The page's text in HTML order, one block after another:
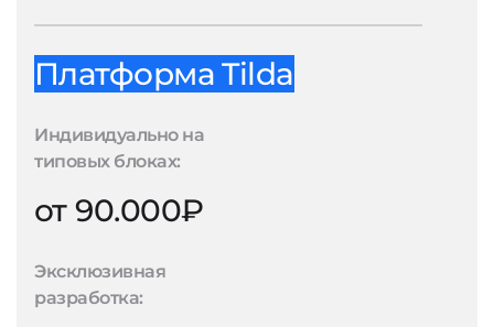
Платформа Tilda
Индивидуально на
типовых блоках:
от 90.000₽
Эксклюзивная
разработка: